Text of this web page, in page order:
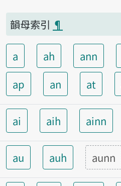
韻母索引 ¶
a ah ann
ap
an at
ai aih ainn
au auh aunn